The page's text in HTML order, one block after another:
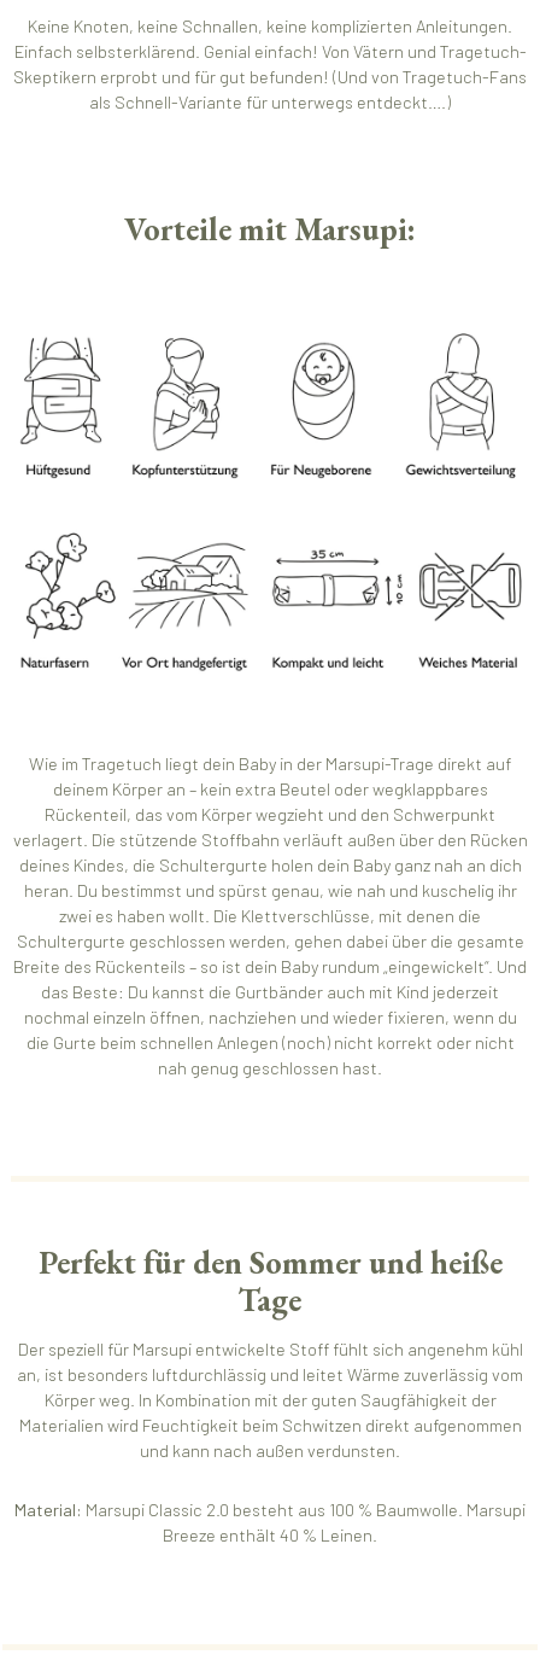
Keine Knoten, keine Schnallen, keine komplizierten Anleitungen.
Einfach selbsterklärend. Genial einfach! Von Vätern und Tragetuch-
Skeptikern erprobt und für gut befunden! (Und von Tragetuch-Fans
als Schnell-Variante für unterwegs entdeckt….)
Vorteile mit Marsupi:
Wie im Tragetuch liegt dein Baby in der Marsupi-Trage direkt auf
deinem Körper an – kein extra Beutel oder wegklappbares
Rückenteil, das vom Körper wegzieht und den Schwerpunkt
verlagert. Die stützende Stoffbahn verläuft außen über den Rücken
deines Kindes, die Schultergurte holen dein Baby ganz nah an dich
heran. Du bestimmst und spürst genau, wie nah und kuschelig ihr
zwei es haben wollt. Die Klettverschlüsse, mit denen die
Schultergurte geschlossen werden, gehen dabei über die gesamte
Breite des Rückenteils – so ist dein Baby rundum „eingewickelt“. Und
das Beste: Du kannst die Gurtbänder auch mit Kind jederzeit
nochmal einzeln öffnen, nachziehen und wieder fixieren, wenn du
die Gurte beim schnellen Anlegen (noch) nicht korrekt oder nicht
nah genug geschlossen hast.
Perfekt für den Sommer und heiße
Tage
Der speziell für Marsupi entwickelte Stoff fühlt sich angenehm kühl
an, ist besonders luftdurchlässig und leitet Wärme zuverlässig vom
Körper weg. In Kombination mit der guten Saugfähigkeit der
Materialien wird Feuchtigkeit beim Schwitzen direkt aufgenommen
und kann nach außen verdunsten.
Material: Marsupi Classic 2.0 besteht aus 100 % Baumwolle. Marsupi
Breeze enthält 40 % Leinen.